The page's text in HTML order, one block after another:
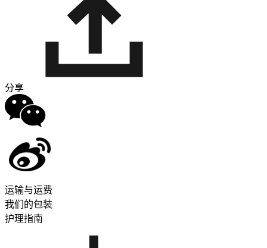
分享
运输与运费
我们的包装
护理指南